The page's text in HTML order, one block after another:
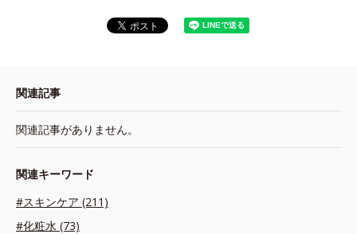
関連記事
関連記事がありません。
関連キーワード
#スキンケア (211)
#化粧水 (73)